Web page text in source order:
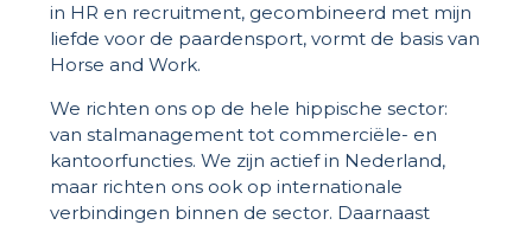
in HR en recruitment, gecombineerd met mijn
liefde voor de paardensport, vormt de basis van
Horse and Work.
We richten ons op de hele hippische sector:
van stalmanagement tot commerciële- en
kantoorfuncties. We zijn actief in Nederland,
maar richten ons ook op internationale
verbindingen binnen de sector. Daarnaast